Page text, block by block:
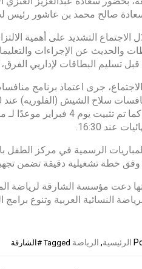
صالح محمد بن عاشور رئيس لجنة
الاجتماع التشديد على أهمية
والحديث عن الإجراءات
تسليم البطاقات لإداريي
16:30. كما تم تثبيت
عند 16:30.
الرسمية في مركز الطفل
وفق خطة تشغيلية دقيقة تضمن
دعت مؤسسة الشارقة لرياضة
الرئيسية, الرياضة Tagged #الشارقة